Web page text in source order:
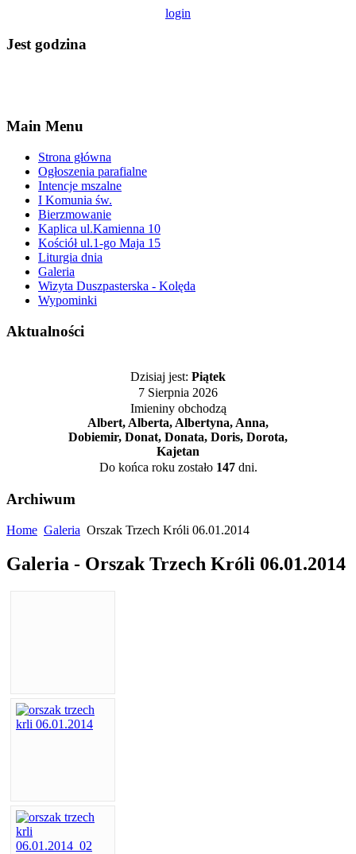
login
Jest godzina
Main Menu
Strona główna
Ogłoszenia parafialne
Intencje mszalne
I Komunia św.
Bierzmowanie
Kaplica ul.Kamienna 10
Kościół ul.1-go Maja 15
Liturgia dnia
Galeria
Wizyta Duszpasterska - Kolęda
Wypominki
Aktualności
Dzisiaj jest: Piątek
7 Sierpnia 2026
Imieniny obchodzą
Albert, Alberta, Albertyna, Anna,
Dobiemir, Donat, Donata, Doris, Dorota,
Kajetan
Do końca roku zostało 147dni.
Archiwum
Home Galeria Orszak Trzech Króli 06.01.2014
Galeria - Orszak Trzech Króli 06.01.2014